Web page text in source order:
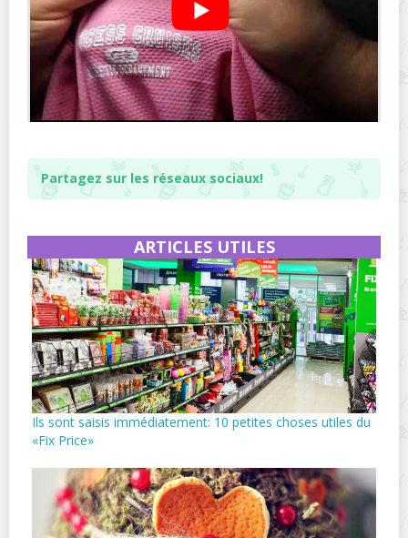
Partagez sur les réseaux sociaux!
ARTICLES UTILES
Ils sont saisis immédiatement: 10 petites choses utiles du
«Fix Price»